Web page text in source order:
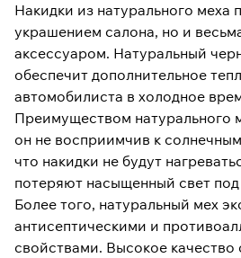
Накидки из натурального меха
украшением салона, но и
аксессуаром. Натуральный
обеспечит дополнительное
автомобилиста в холодное
Преимуществом натурального
он не восприимчив к
что накидки не будут
потеряют насыщенный свет
Более того, натуральный мех
антисептическими и
свойствами. Высокое качество